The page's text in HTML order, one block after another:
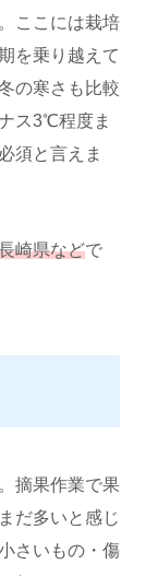
ここには栽培
を乗り越えて
の寒さも比較
ス3℃程度ま
須と言えま
崎県などで
摘果作業で果
だ多いと感じ
さいもの・傷